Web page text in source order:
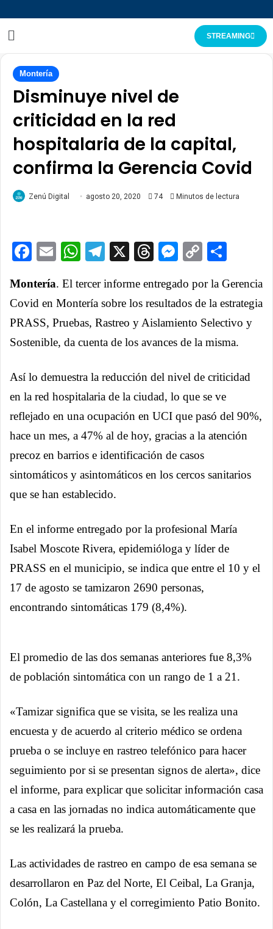
STREAMING
Montería
Disminuye nivel de
criticidad en la red
hospitalaria de la capital,
confirma la Gerencia Covid
Zenú Digital agosto 20, 2020 74 Minutos de lectura
Facebook
EmailWhatsApp
Telegram
X ThreadsCopy
Montería. El tercer informe entregado por la Gerencia
Covid en Montería sobre los resultados de la estrategia
PRASS, Pruebas, Rastreo y Aislamiento Selectivo y
Sostenible, da cuenta de los avances de la misma.
Así lo demuestra la reducción del nivel de criticidad
en la red hospitalaria de la ciudad, lo que se ve
reflejado en una ocupación en UCI que pasó del 90%,
hace un mes, a 47% al de hoy, gracias a la atención
precoz en barrios e identificación de casos
sintomáticos y asintomáticos en los cercos sanitarios
que se han establecido.
En el informe entregado por la profesional María
Isabel Moscote Rivera, epidemióloga y líder de
PRASS en el municipio, se indica que entre el 10 y el
17 de agosto se tamizaron 2690 personas,
encontrando sintomáticas 179 (8,4%).
El promedio de las dos semanas anteriores fue 8,3%
de población sintomática con un rango de 1 a 21.
«Tamizar significa que se visita, se les realiza una
encuesta y de acuerdo al criterio médico se ordena
prueba o se incluye en rastreo telefónico para hacer
seguimiento por si se presentan signos de alerta», dice
el informe, para explicar que solicitar información casa
a casa en las jornadas no indica automáticamente que
se les realizará la prueba.
Las actividades de rastreo en campo de esa semana se
desarrollaron en Paz del Norte, El Ceibal, La Granja,
Colón, La Castellana y el corregimiento Patio Bonito.